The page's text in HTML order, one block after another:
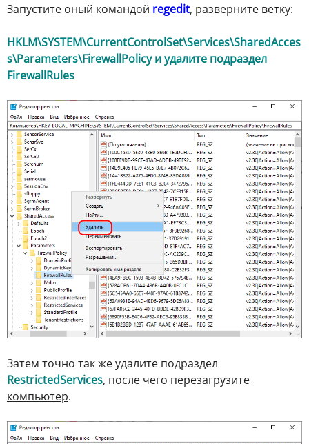
Запустите оный командой regedit, разверните ветку:
HKLM\SYSTEM\CurrentControlSet\Services\SharedAcces
s\Parameters\FirewallPolicy и удалите подраздел
FirewallRules
Затем точно так же удалите подраздел
RestrictedServices, после чего перезагрузите
компьютер.